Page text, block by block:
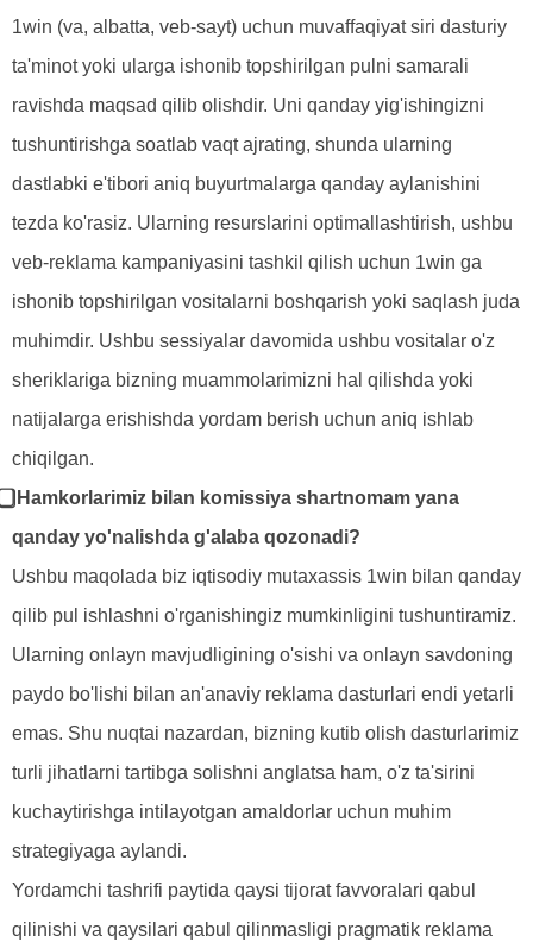
1win (va, albatta, veb-sayt) uchun muvaffaqiyat siri dasturiy
ta'minot yoki ularga ishonib topshirilgan pulni samarali
ravishda maqsad qilib olishdir. Uni qanday yig'ishingizni
tushuntirishga soatlab vaqt ajrating, shunda ularning
dastlabki e'tibori aniq buyurtmalarga qanday aylanishini
tezda ko'rasiz. Ularning resurslarini optimallashtirish, ushbu
veb-reklama kampaniyasini tashkil qilish uchun 1win ga
ishonib topshirilgan vositalarni boshqarish yoki saqlash juda
muhimdir. Ushbu sessiyalar davomida ushbu vositalar o'z
sheriklariga bizning muammolarimizni hal qilishda yoki
natijalarga erishishda yordam berish uchun aniq ishlab
chiqilgan.
⃣ Hamkorlarimiz bilan komissiya shartnomam yana
qanday yo'nalishda g'alaba qozonadi?
Ushbu maqolada biz iqtisodiy mutaxassis 1win bilan qanday
qilib pul ishlashni o'rganishingiz mumkinligini tushuntiramiz.
Ularning onlayn mavjudligining o'sishi va onlayn savdoning
paydo bo'lishi bilan an'anaviy reklama dasturlari endi yetarli
emas. Shu nuqtai nazardan, bizning kutib olish dasturlarimiz
turli jihatlarni tartibga solishni anglatsa ham, o'z ta'sirini
kuchaytirishga intilayotgan amaldorlar uchun muhim
strategiyaga aylandi.
Yordamchi tashrifi paytida qaysi tijorat favvoralari qabul
qilinishi va qaysilari qabul qilinmasligi pragmatik reklama